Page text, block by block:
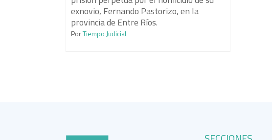
exnovio, Fernando Pastorizo, en la
provincia de Entre Ríos.
PorTiempo Judicial